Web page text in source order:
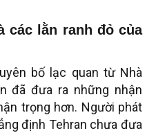
các lằn ranh đỏ của
bố lạc quan từ Nhà
đã đưa ra những nhận
trọng hơn. Người phát
định Tehran chưa đưa